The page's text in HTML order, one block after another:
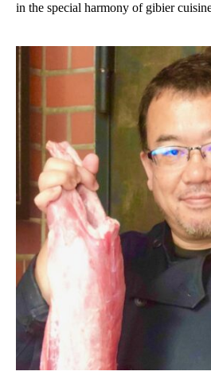
in the special harmony of gibier